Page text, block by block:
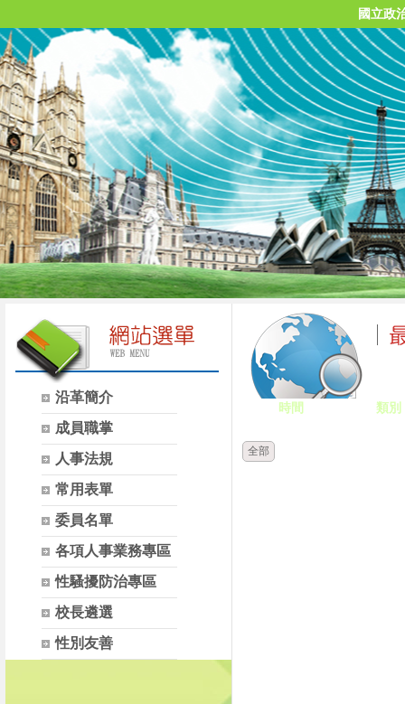
國立政
沿革簡介
成員職掌
人事法規
常用表單
委員名單
各項人事業務專區
性騷擾防治專區
校長遴選
性別友善
時間 類別
全部